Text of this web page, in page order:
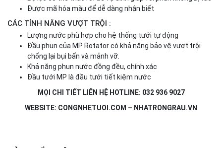
Được mã hóa màu để dễ dàng nhận biết
CÁC TÍNH NĂNG VƯỢT TRỘI :
Lượng nước phù hợp cho hệ thống tưới tự động
Đầu phun của MP Rotator có khả năng bảo vệ vượt trội
chống lại bụi bẩn và mảnh vỡ.
Khả năng phun nước đồng đều, chính xác
Đầu tưới MP là đầu tưới tiết kiệm nước
MỌI CHI TIẾT LIÊN HỆ HOTLINE: 032 936 9027
WEBSITE: CONGNHETUOI.COM – NHATRONGRAU.VN